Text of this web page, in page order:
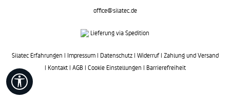
office@silatec.de
Lieferung via Spedition
Silatec Erfahrungen | Impressum | Datenschutz | Widerruf| Zahlung und Versand
| Kontakt | AGB | Cookie Einstellungen | Barrierefreiheit
Werkzeugleiste anzeigen